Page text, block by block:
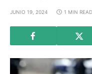
JUNIO 19, 2024 1 MIN READ